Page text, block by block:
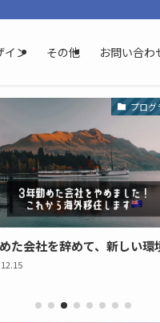
イン その他 お問い合わ
プログ
た会社を辞めて、新しい環